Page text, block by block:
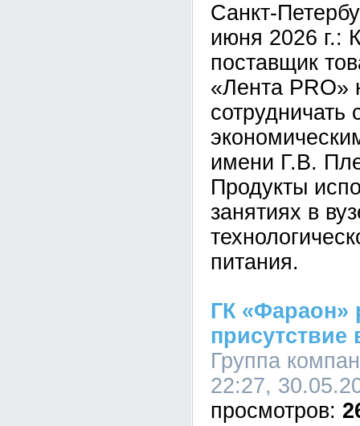
Санкт-
июня 2026 г.:
поставщик
«Лента PRO»
сотрудничать
имени Г.В.
Продукты
занятиях в
питания.
ГК «Фараон»
присутствие
Группа
22:27,